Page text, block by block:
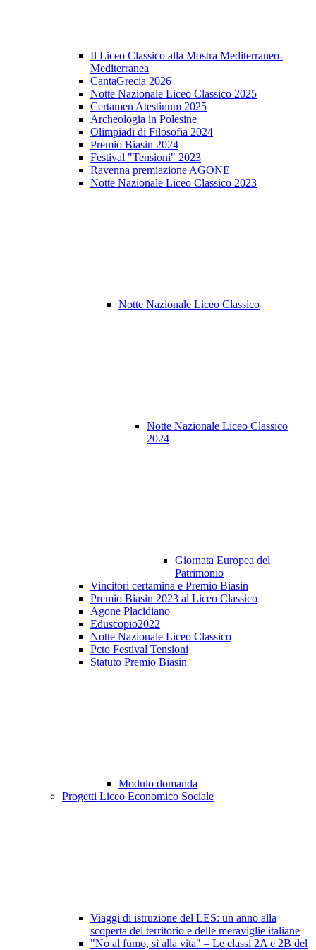
Il Liceo Classico alla Mostra Mediterraneo-
Mediterranea
CantaGrecia 2026
Notte Nazionale Liceo Classico 2025
Certamen Atestinum 2025
Archeologia in Polesine
Olimpiadi di Filosofia 2024
Premio Biasin 2024
Festival "Tensioni" 2023
Ravenna premiazione AGONE
Notte Nazionale Liceo Classico 2023
Notte Nazionale Liceo Classico
Notte Nazionale Liceo Classico
2024
Giornata Europea del
Patrimonio
Vincitori certamina e Premio Biasin
Premio Biasin 2023 al Liceo Classico
Agone Placidiano
Eduscopio2022
Notte Nazionale Liceo Classico
Pcto Festival Tensioni
Statuto Premio Biasin
Modulo domanda
Progetti Liceo Economico Sociale
Viaggi di istruzione del LES: un anno alla
scoperta del territorio e delle meraviglie italiane
"No al fumo, sì alla vita" – Le classi 2A e 2B del